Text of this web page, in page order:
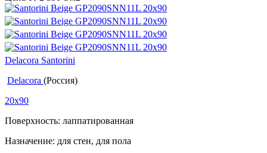
Delacora Santorini
Delacora (Россия)
20x90
Поверхность: лаппатированная
Назначение: для стен, для пола